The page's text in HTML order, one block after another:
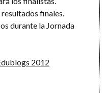
finales.
durante la Jornada
2012